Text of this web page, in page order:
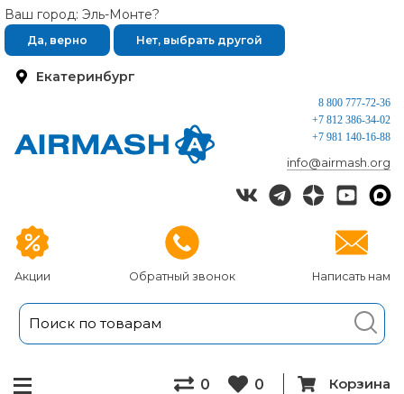
Екатеринбург
Ваш город: Эль-Монте?
Да, верно Нет, выбрать другой
Акции Обратный звонок Написать нам
8 800 777-72-36
+7 812 386-34-02
+7 981 140-16-88
info@airmash.org
0 0 Корзина